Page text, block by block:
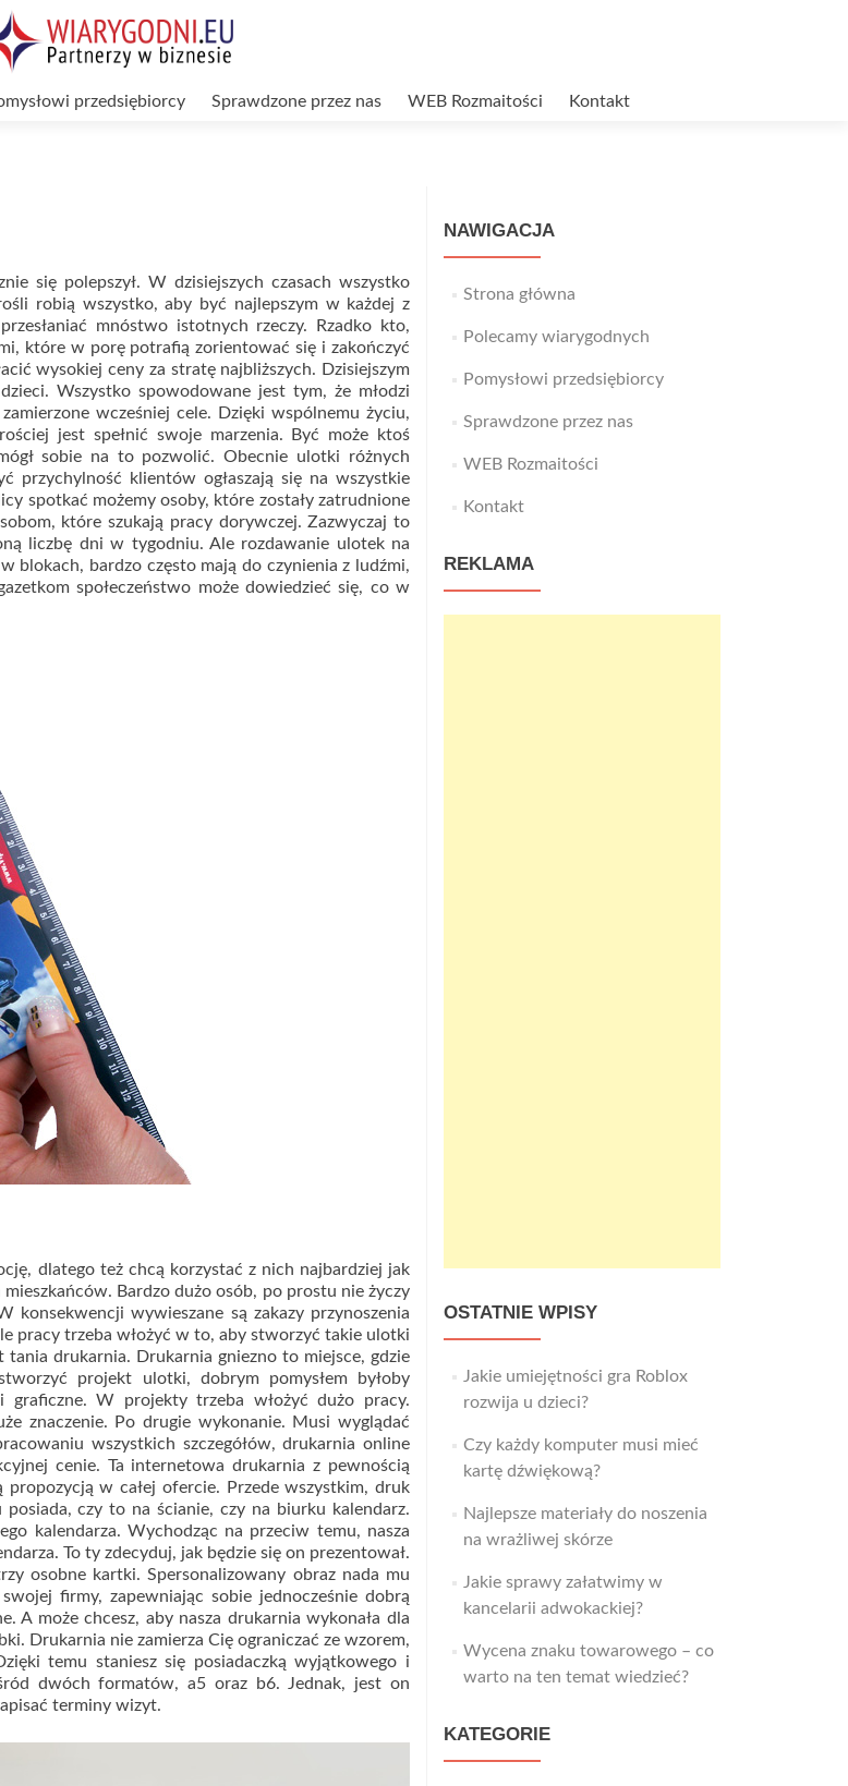
przedsiębiorcy Sprawdzone przez nas WEB Rozmaitości Kontakt
się polepszył. W dzisiejszych czasach wszystko
robią wszystko, aby być najlepszym w każdej z
mnóstwo istotnych rzeczy. Rzadko kto,
które w porę potrafią zorientować się i zakończyć
wysokiej ceny za stratę najbliższych. Dzisiejszym
Wszystko spowodowane jest tym, że młodzi
wcześniej cele. Dzięki wspólnemu życiu,
jest spełnić swoje marzenia. Być może ktoś
sobie na to pozwolić. Obecnie ulotki różnych
przychylność klientów ogłaszają się na wszystkie
spotkać możemy osoby, które zostały zatrudnione
które szukają pracy dorywczej. Zazwyczaj to
liczbę dni w tygodniu. Ale rozdawanie ulotek na
blokach, bardzo często mają do czynienia z ludźmi,
społeczeństwo może dowiedzieć się, co w
dlatego też chcą korzystać z nich najbardziej jak
Bardzo dużo osób, po prostu nie życzy
wywieszane są zakazy przynoszenia
pracy trzeba włożyć w to, aby stworzyć takie ulotki
drukarnia. Drukarnia gniezno to miejsce, gdzie
projekt ulotki, dobrym pomysłem byłoby
graficzne. W projekty trzeba włożyć dużo pracy.
znaczenie. Po drugie wykonanie. Musi wyglądać
wszystkich szczegółów, drukarnia online
cenie. Ta internetowa drukarnia z pewnością
w całej ofercie. Przede wszystkim, druk
czy to na ścianie, czy na biurku kalendarz.
kalendarza. Wychodząc na przeciw temu, nasza
To ty zdecyduj, jak będzie się on prezentował.
osobne kartki. Spersonalizowany obraz nada mu
firmy, zapewniając sobie jednocześnie dobrą
A może chcesz, aby nasza drukarnia wykonała dla
Drukarnia nie zamierza Cię ograniczać ze wzorem,
temu staniesz się posiadaczką wyjątkowego i
dwóch formatów, a5 oraz b6. Jednak, jest on
terminy wizyt.
NAWIGACJA
Strona główna
Polecamy wiarygodnych
Pomysłowi przedsiębiorcy
Sprawdzone przez nas
WEB Rozmaitości
Kontakt
REKLAMA
OSTATNIE WPISY
Jakie umiejętności gra Roblox
rozwija u dzieci?
Czy każdy komputer musi mieć
kartę dźwiękową?
Najlepsze materiały do noszenia
na wrażliwej skórze
Jakie sprawy załatwimy w
kancelarii adwokackiej?
Wycena znaku towarowego – co
warto na ten temat wiedzieć?
KATEGORIE